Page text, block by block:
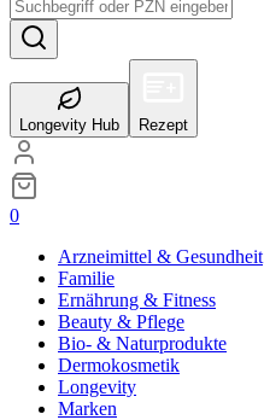
Longevity Hub Rezept
0
Arzneimittel & Gesundheit
Familie
Ernährung & Fitness
Beauty & Pflege
Bio- & Naturprodukte
Dermokosmetik
Longevity
Marken